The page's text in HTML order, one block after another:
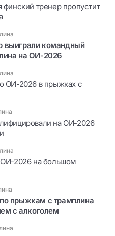
финский тренер пропустит
выиграли командный
на ОИ-2026
ОИ-2026 в прыжках с
на ОИ-2026
ОИ-2026 на большом
прыжкам с трамплина
с алкоголем